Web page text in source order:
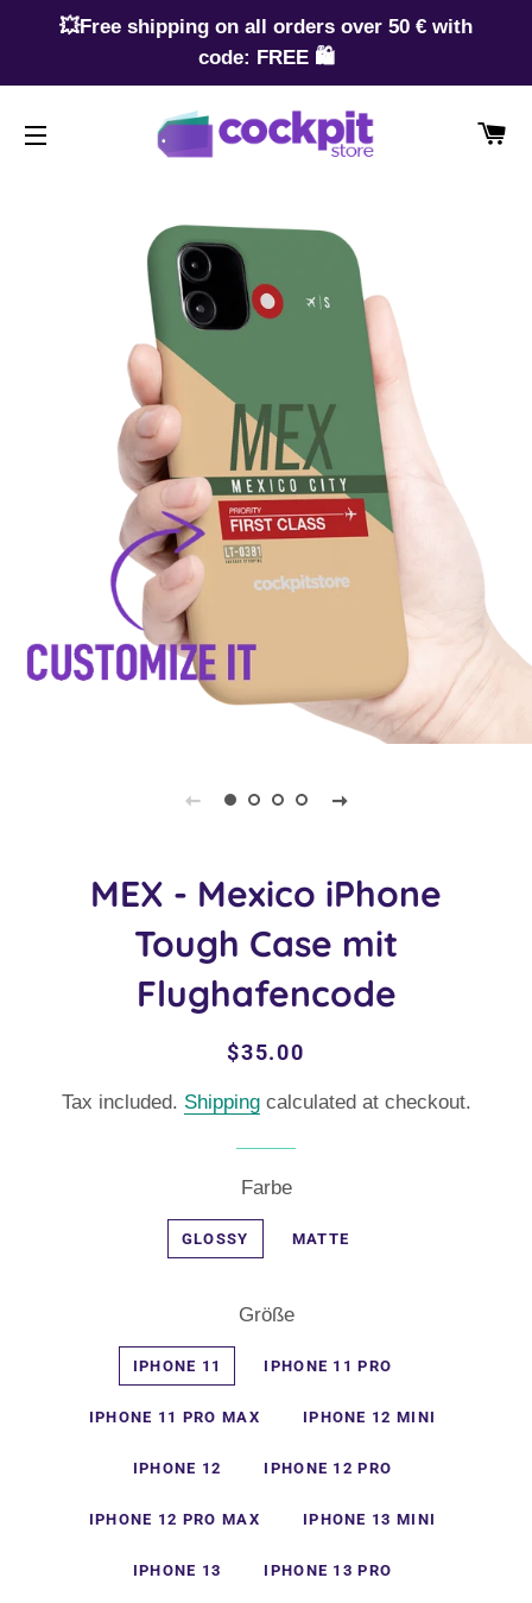
💥Free shipping on all orders over 50 € with
code: FREE 🛍️
MEX - Mexico iPhone
Tough Case mit
Flughafencode
Regular
Sale
$35.00
Tax included. Shippingcalculated at checkout.
Farbe
GLOSSY MATTE
Größe
IPHONE 11 IPHONE 11 PRO
IPHONE 11 PRO MAX IPHONE 12 MINI
IPHONE 12 IPHONE 12 PRO
IPHONE 12 PRO MAX IPHONE 13 MINI
IPHONE 13 IPHONE 13 PRO